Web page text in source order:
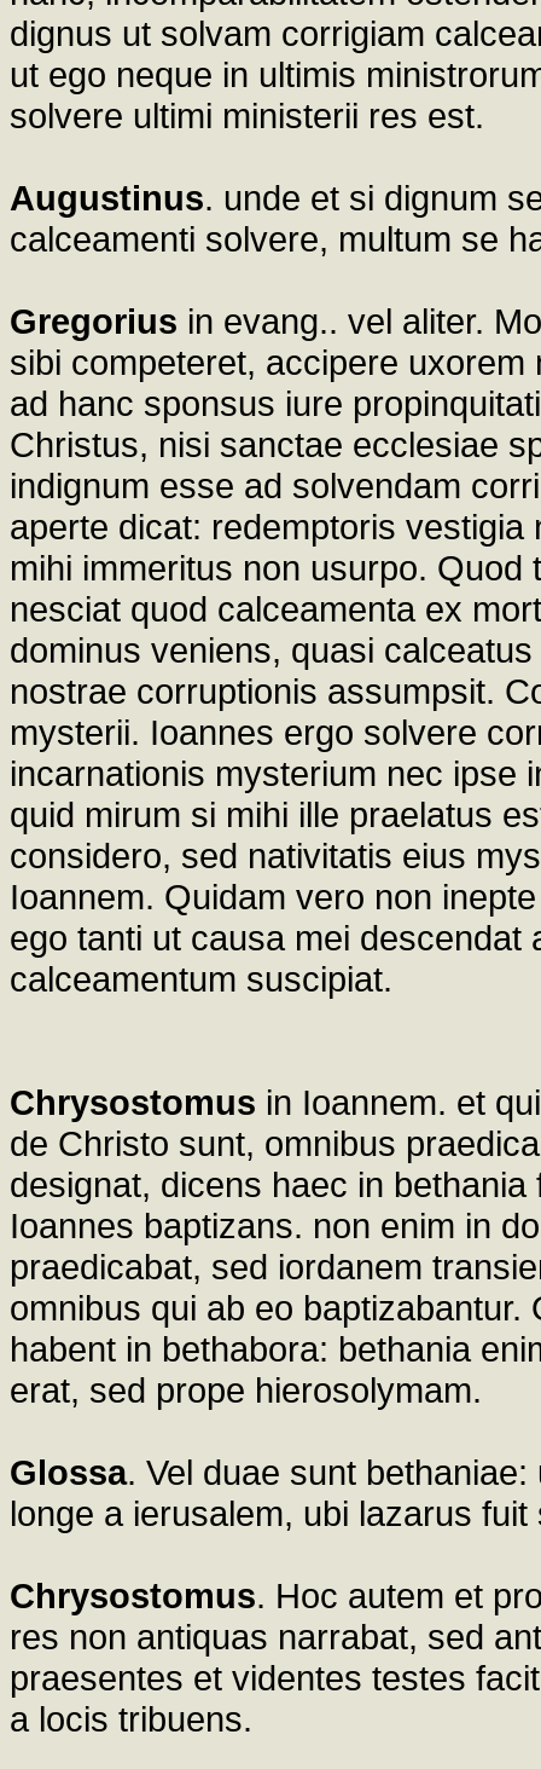
dignus ut solvam corrigiam
ut ego neque in ultimis
solvere ultimi ministerii res est.
Augustinus. unde et si dignum
calceamenti solvere, multum se
Gregorius in evang.. vel aliter.
sibi competeret, accipere
ad hanc sponsus iure
Christus, nisi sanctae ecclesiae
indignum esse ad solvendam
aperte dicat: redemptoris
mihi immeritus non usurpo.
nesciat quod calceamenta ex
dominus veniens, quasi
nostrae corruptionis assumpsit.
mysterii. Ioannes ergo solvere
incarnationis mysterium nec ipse
quid mirum si mihi ille praelatus
considero, sed nativitatis eius
Ioannem. Quidam vero non
ego tanti ut causa mei
calceamentum suscipiat.
Chrysostomus in Ioannem. et
de Christo sunt, omnibus
designat, dicens haec in
Ioannes baptizans. non enim in
praedicabat, sed iordanem
omnibus qui ab eo
habent in bethabora: bethania
erat, sed prope hierosolymam.
Glossa. Vel duae sunt
longe a ierusalem, ubi lazarus
Chrysostomus. Hoc autem et
res non antiquas narrabat, sed
praesentes et videntes testes
a locis tribuens.